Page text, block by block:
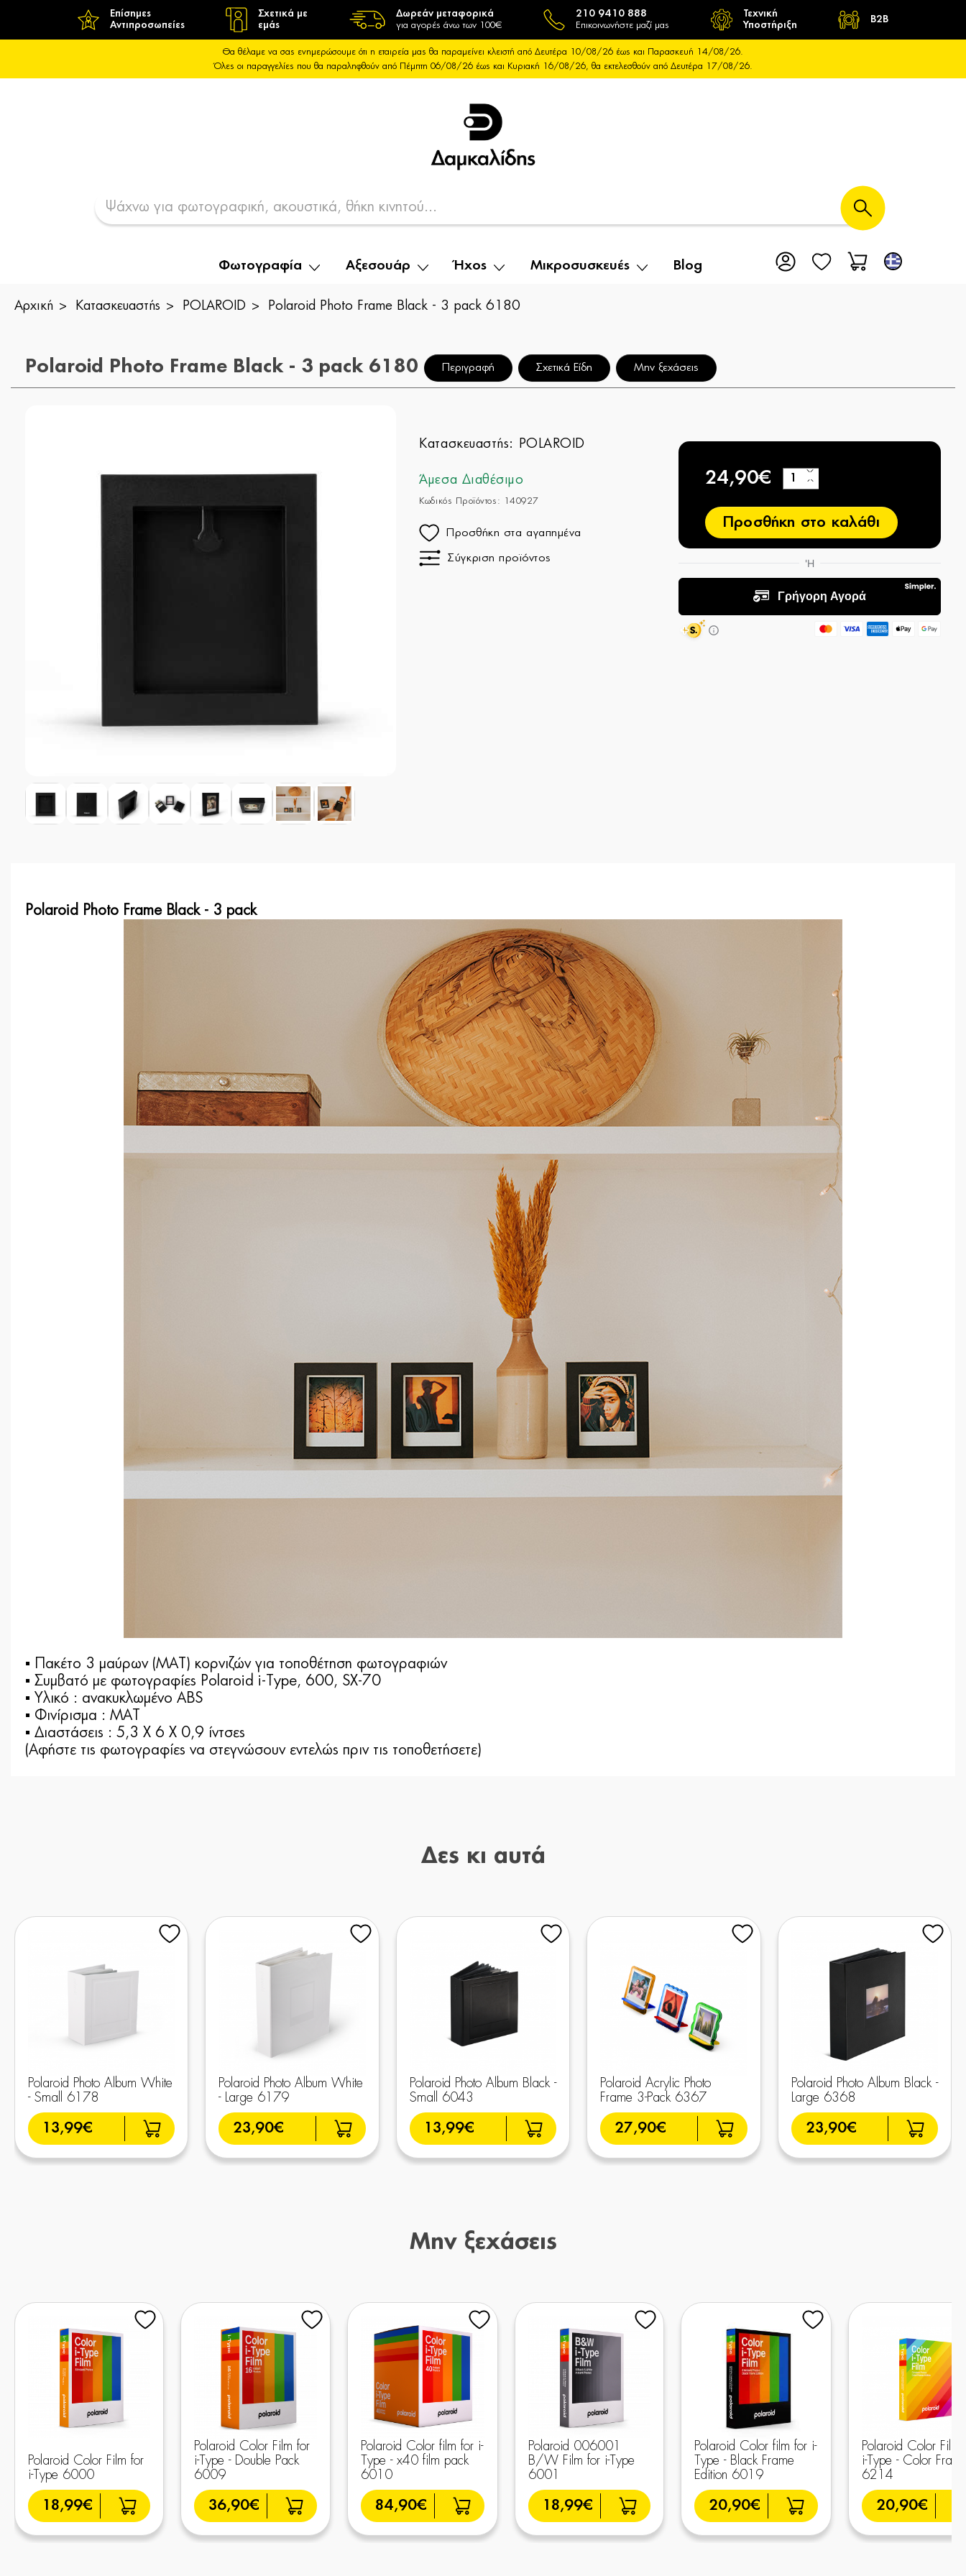
Επίσημες
Αντιπροσωπείες
Σχετικά με
εμάς
Δωρεάν μεταφορικά
για αγορές άνω των 100€
210 9410 888
Επικοινωνήστε μαζί μας
Τεχνική
Υποστήριξη
B2B
Θα θέλαμε να σας ενημερώσουμε ότι η εταιρεία μας θα παραμείνει κλειστή από Δευτέρα 10/08/26 έως και Παρασκευή 14/08/26.
Όλες οι παραγγελίες που θα παραληφθούν από Πέμπτη 06/08/26 έως και Κυριακή 16/08/26, θα εκτελεσθούν από Δευτέρα 17/08/26.
Φωτογραφία Αξεσουάρ Ήχος Μικροσυσκευές Blog
Αρχική Κατασκευαστής POLAROID Polaroid Photo Frame Black - 3 pack 6180
Polaroid Photo Frame Black - 3 pack 6180 Περιγραφή Σχετικά Είδη Μην ξεχάσεις
Κατασκευαστής: POLAROID
Άμεσα Διαθέσιμο
Κωδικός Προϊόντος: 140927
Προσθήκη στα αγαπημένα
Σύγκριση προϊόντος
24,90€ −
+
Προσθήκη στο καλάθι
Polaroid Photo Frame Black - 3 pack
▪ Πακέτο 3 μαύρων (ΜΑΤ) κορνιζών για τοποθέτηση φωτογραφιών
▪ Συμβατό με φωτογραφίες Polaroid i-Type, 600, SX-70
▪ Yλικό : ανακυκλωμένο ABS
▪ Φινίρισμα : ΜΑΤ
▪ Διαστάσεις : 5,3 Χ 6 Χ 0,9 ίντσες
(Αφήστε τις φωτογραφίες να στεγνώσουν εντελώς πριν τις τοποθετήσετε)
Δες κι αυτά
Polaroid Photo Album White
- Small 6178
13,99€
Polaroid Photo Album White
- Large 6179
23,90€
Polaroid Photo Album Black -
Small 6043
13,99€
Polaroid Acrylic Photo
Frame 3-Pack 6367
27,90€
Polaroid Photo Album Black -
Large 6368
23,90€
Μην ξεχάσεις
Polaroid Color Film for
i-Type 6000
18,99€
Polaroid Color Film for
i-Type - Double Pack
6009
36,90€
Polaroid Color film for i-
Type - x40 film pack
6010
84,90€
Polaroid 006001
B/W Film for i-Type
6001
18,99€
Polaroid Color film for i-
Type - Black Frame
Edition 6019
20,90€
Polaroid Color Film
i-Type - Color
6214
20,90€